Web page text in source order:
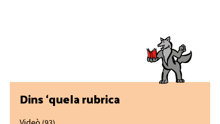
Primary
Sidebar
Dins ‘quela rubrica